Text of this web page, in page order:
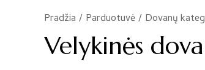
Pradžia / Parduotuvė/ Dovanų
Velykinės